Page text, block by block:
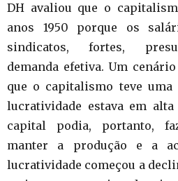
DH avaliou que o
anos 1950 porque os
sindicatos, fortes,
demanda efetiva. Um
que o capitalismo teve
lucratividade estava em
capital podia, portanto,
manter a produção e a
lucratividade começou a